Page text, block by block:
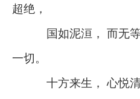
超绝，
国如泥洹， 而无等
一切。
十方来生， 心悦清